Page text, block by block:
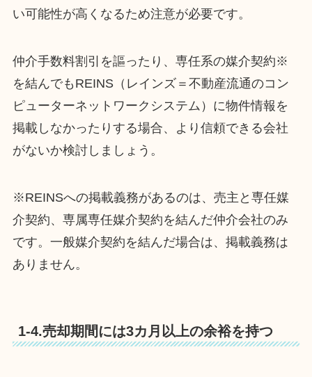
い可能性が高くなるため注意が必要です。
仲介手数料割引を謳ったり、専任系の媒介契約※
を結んでもREINS（レインズ＝不動産流通のコン
ピューターネットワークシステム）に物件情報を
掲載しなかったりする場合、より信頼できる会社
がないか検討しましょう。
※REINSへの掲載義務があるのは、売主と専任媒
介契約、専属専任媒介契約を結んだ仲介会社のみ
です。一般媒介契約を結んだ場合は、掲載義務は
ありません。
1-4.売却期間には3カ月以上の余裕を持つ